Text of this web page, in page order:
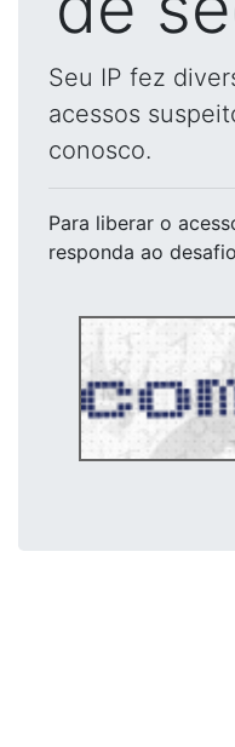
Seu IP fez
acessos
conosco.
Para liberar o
responda ao